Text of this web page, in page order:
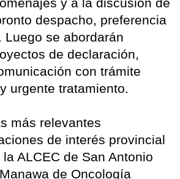
despacho, preferencia
Luego se abordarán
de declaración,
con trámite
urgente tratamiento.
más relevantes
de interés provincial
ALCEC de San Antonio
de Oncología